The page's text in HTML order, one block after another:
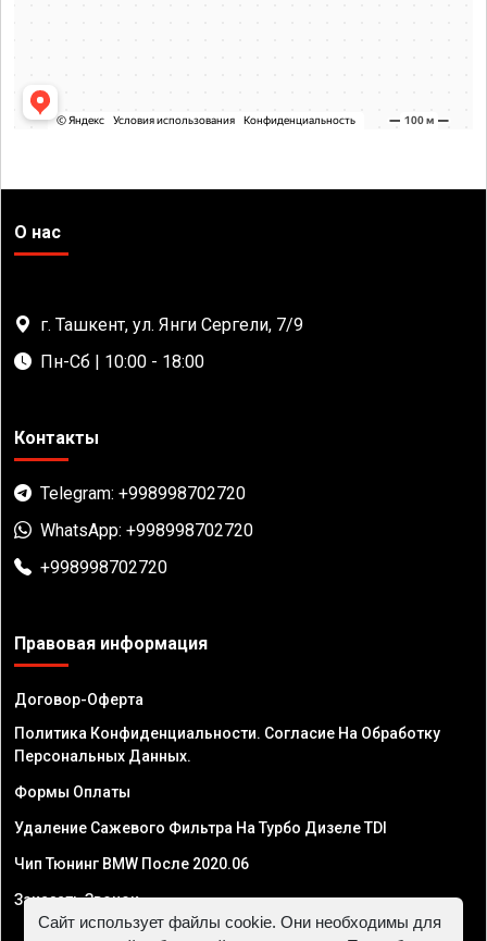
О нас
г. Ташкент, ул. Янги Сергели, 7/9
Пн-Сб | 10:00 - 18:00
Контакты
Telegram: +998998702720
WhatsApp: +998998702720
+998998702720
Правовая информация
Договор-Оферта
Политика Конфиденциальности. Согласие На Обработку
Персональных Данных.
Формы Оплаты
Удаление Сажевого Фильтра На Турбо Дизеле TDI
Чип Тюнинг BMW После 2020.06
Заказать Звонок
Сайт использует файлы cookie. Они необходимы для